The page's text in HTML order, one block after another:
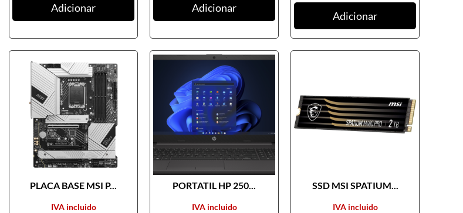
Adicionar Adicionar
Adicionar
PLACA BASE MSI P...
IVA incluido
PORTATIL HP 250...
IVA incluido
SSD MSI SPATIUM...
IVA incluido